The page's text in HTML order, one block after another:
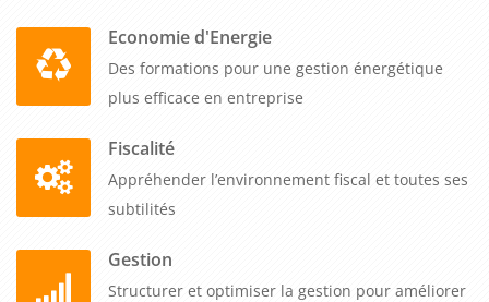
d'actions constitue un investissement précieux pour les
entreprises B to B. Elle permet d'acquérir les compétences
nécessaires pour identifier, évaluer et prévenir les risques
professionnels, tout en impliquant activement les acteurs de
l'entreprise. En investissant dans cette formation, les
entreprises B to B démontrent leur engagement envers la
sécurité et la santé de leurs travailleurs, tout en favorisant un
environnement de travail sûr et sain propice à la productivité
et à la réussite globale de l'entreprise.
Economie d'Energie
Des formations pour une gestion énergétique
plus efficace en entreprise
Fiscalité
Appréhender l’environnement fiscal et toutes ses
subtilités
Gestion
Structurer et optimiser la gestion pour améliorer